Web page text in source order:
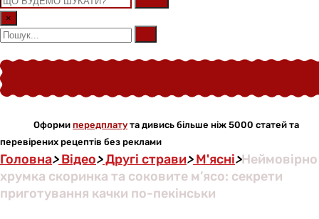
×
Оформи передплату та дивись більше ніж 5000 статей та
перевірених рецептів без реклами
Головна>Відео>Другі страви>М'ясні>Неймовірно
хрумка скоринка та соковите м’ясо: секрети
приготування качки по-пекінськи